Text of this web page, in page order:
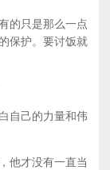
的只是那么一点
保护。要讨饭就
自己的力量和伟
他才没有一直当